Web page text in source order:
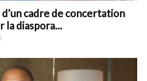
cadre de concertation
la diaspora...